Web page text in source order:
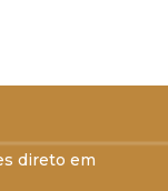
direto em